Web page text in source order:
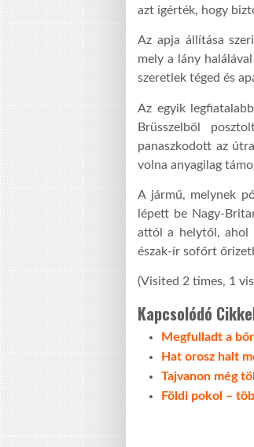
azt ígérték, hogy
Az apja állítása
mely a lány
szeretlek téged és
Az egyik
Brüsszelből
panaszkodott az
volna anyagilag
A jármű, melynek
lépett be Nagy-
attól a helytől, ahol
észak-ír sofőrt
(Visited 2 times, 1
Kapcsolódó
Megfulladt a
Hat orosz halt
Tajvanon még
Földi pokol –